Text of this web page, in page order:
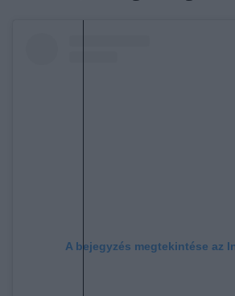
A bejegyzés megtekintése az